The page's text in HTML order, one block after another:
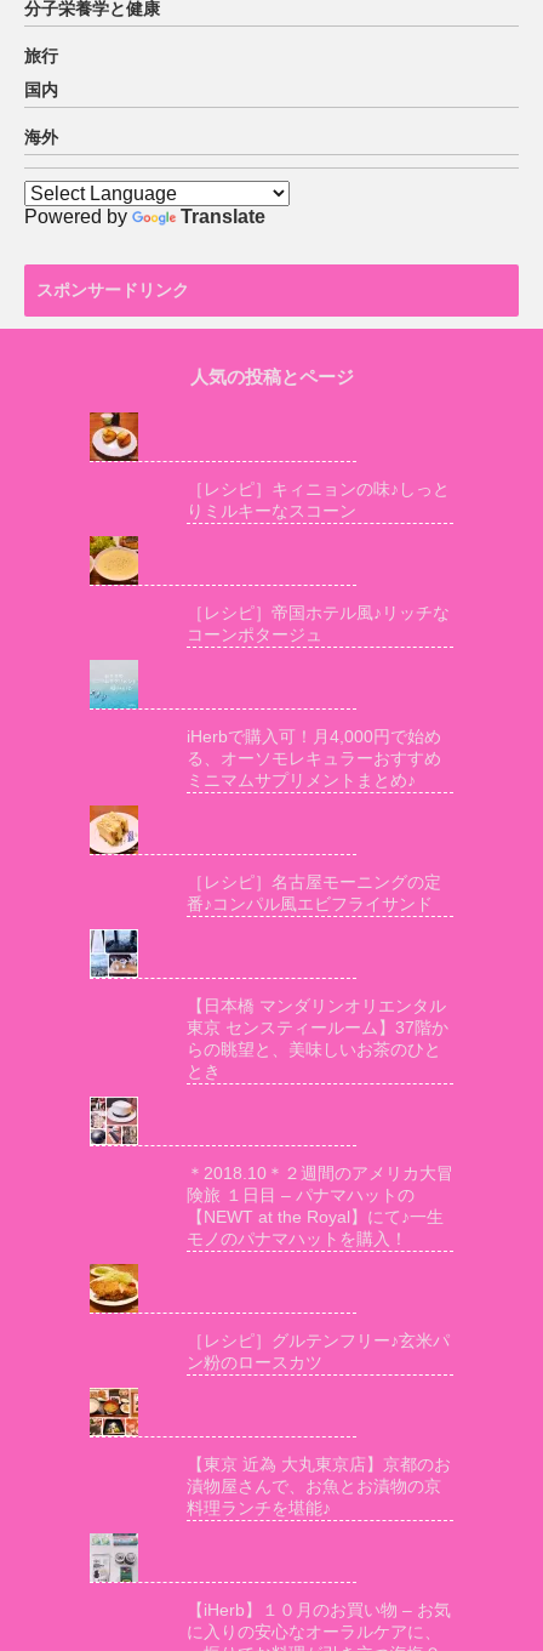
分子栄養学と健康
旅行
国内
海外
Powered by Translate
スポンサードリンク
人気の投稿とページ
［レシピ］キィニョンの味♪しっと
りミルキーなスコーン
［レシピ］帝国ホテル風♪リッチな
コーンポタージュ
iHerbで購入可！月4,000円で始め
る、オーソモレキュラーおすすめ
ミニマムサプリメントまとめ♪
［レシピ］名古屋モーニングの定
番♪コンパル風エビフライサンド
【日本橋 マンダリンオリエンタル
東京 センスティールーム】37階か
らの眺望と、美味しいお茶のひと
とき
＊2018.10＊２週間のアメリカ大冒
険旅 １日目 – パナマハットの
【NEWT at the Royal】にて♪一生
モノのパナマハットを購入！
［レシピ］グルテンフリー♪玄米パ
ン粉のロースカツ
【東京 近為 大丸東京店】京都のお
漬物屋さんで、お魚とお漬物の京
料理ランチを堪能♪
【iHerb】１０月のお買い物 – お気
に入りの安心なオーラルケアに、